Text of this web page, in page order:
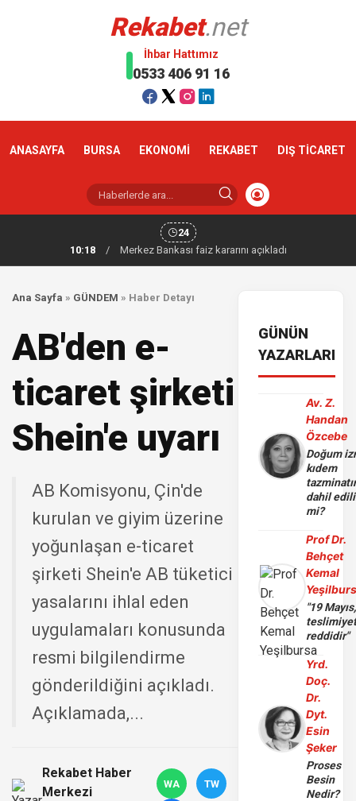
Rekabet.net
İhbar Hattımız
0533 406 91 16
ANASAYFA BURSA EKONOMİ REKABET DIŞ TİCARET
24
10:18
/ Merkez Bankası faiz kararını açıkladı
Ana Sayfa » GÜNDEM » Haber Detayı
AB'den e-
ticaret şirketi
Shein'e uyarı
AB Komisyonu, Çin'de
kurulan ve giyim üzerine
yoğunlaşan e-ticaret
şirketi Shein'e AB tüketici
yasalarını ihlal eden
uygulamaları konusunda
resmi bilgilendirme
gönderildiğini açıkladı.
Açıklamada,...
Rekabet Haber
Merkezi
WA TW
GÜNÜN
YAZARLARI
Av. Z.
Handan
Özcebe
Doğum
kıdem
dahil
mi?
Prof Dr.
Behçet
Kemal
"19 Mayıs,
reddidir"
Yrd.
Doç.
Dr.
Dyt.
Esin
Şeker
Proses
Besin
Nedir?